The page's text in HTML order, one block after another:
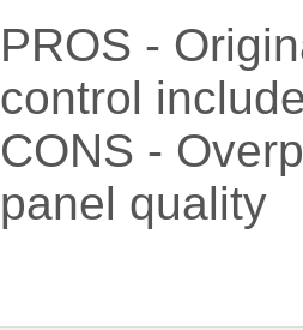
PROS -
control
CONS -
panel quality